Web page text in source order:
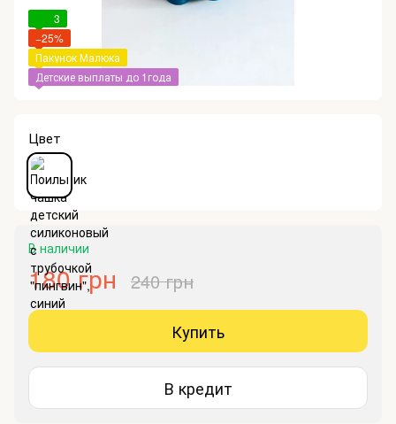
3
−25%
Пакунок Малюка
Детские выплаты до 1года
Цвет
В наличии
180 грн 240 грн
Купить
В кредит